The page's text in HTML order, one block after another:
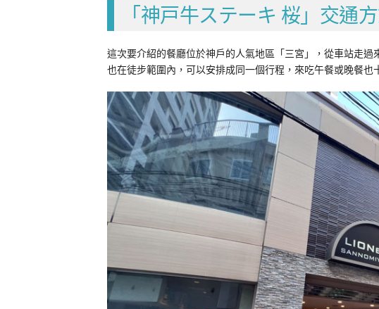
「神戸牛ステーキ 桜」交通
這次要介紹的餐廳位於神戶的人氣地區「三宮」，從車站走
也在徒步範圍內，可以安排成同一個行程，來吃午餐或晚餐也